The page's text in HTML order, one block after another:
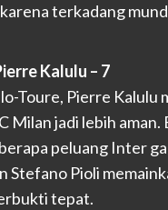
terkadang
Kalulu – 7
Toure, Pierre Kalulu
Milan jadi lebih aman.
peluang Inter
Stefano Pioli
tepat.